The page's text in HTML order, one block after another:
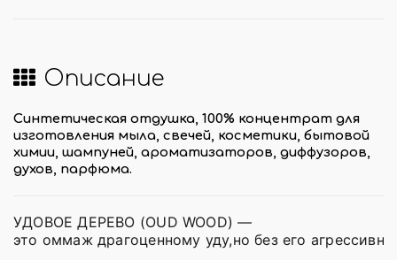
Описание
Синтетическая отдушка, 100% концентрат для
изготовления мыла, свечей, косметики, бытовой
химии, шампуней, ароматизаторов, диффузоров,
духов, парфюма.
УДОВОЕ ДЕРЕВО (OUD WOOD) —
это оммаж драгоценному уду,но без его